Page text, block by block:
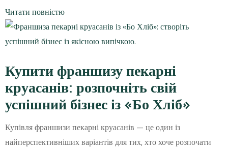
Читати повністю
Купити франшизу пекарні
круасанів: розпочніть свій
успішний бізнес із «Бо Хліб»
Купівля франшизи пекарні круасанів — це один із
найперспективніших варіантів для тих, хто хоче розпочати